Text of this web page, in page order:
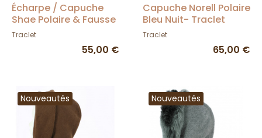
Écharpe / Capuche
Shae Polaire & Fausse
Fourrure Rouge
Traclet
55,00 €
Capuche Norell Polaire
Bleu Nuit- Traclet
Traclet
65,00 €
Nouveautés Nouveautés